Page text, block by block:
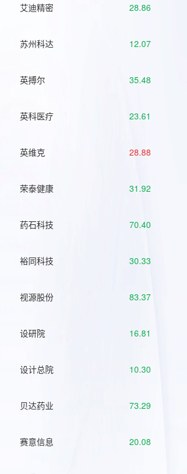
艾迪精密 28.86
苏州科达 12.07
英搏尔 35.48
英科医疗 23.61
英维克 28.88
荣泰健康 31.92
药石科技 70.40
裕同科技 30.33
视源股份 83.37
设研院 16.81
设计总院 10.30
贝达药业 73.29
赛意信息 20.08